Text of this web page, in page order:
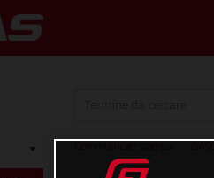
Communicati stampa /